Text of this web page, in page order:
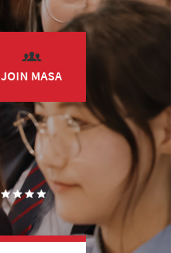
JOIN MASA